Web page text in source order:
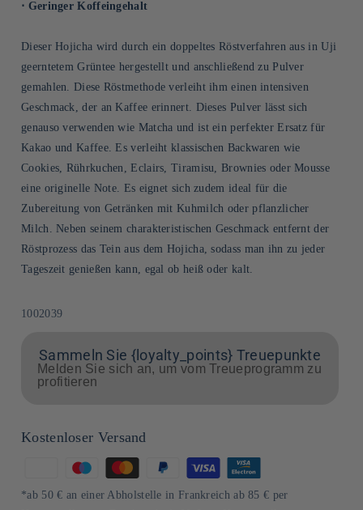
⋅ Geringer Koffeingehalt
Dieser Hojicha wird durch ein doppeltes Röstverfahren aus in Uji
geerntetem Grüntee hergestellt und anschließend zu Pulver
gemahlen. Diese Röstmethode verleiht ihm einen intensiven
Geschmack, der an Kaffee erinnert. Dieses Pulver lässt sich
genauso verwenden wie Matcha und ist ein perfekter Ersatz für
Kakao und Kaffee. Es verleiht klassischen Backwaren wie
Cookies, Rührkuchen, Eclairs, Tiramisu, Brownies oder Mousse
eine originelle Note. Es eignet sich zudem ideal für die
Zubereitung von Getränken mit Kuhmilch oder pflanzlicher
Milch. Neben seinem charakteristischen Geschmack entfernt der
Röstprozess das Tein aus dem Hojicha, sodass man ihn zu jeder
Tageszeit genießen kann, egal ob heiß oder kalt.
SKU:
1002039
Sammeln Sie {loyalty_points} Treuepunkte
Melden Sie sich an, um vom Treueprogramm zu
profitieren
Kostenloser Versand
Zahlungsmethoden
*ab 50 € an einer Abholstelle in Frankreich ab 85 € per